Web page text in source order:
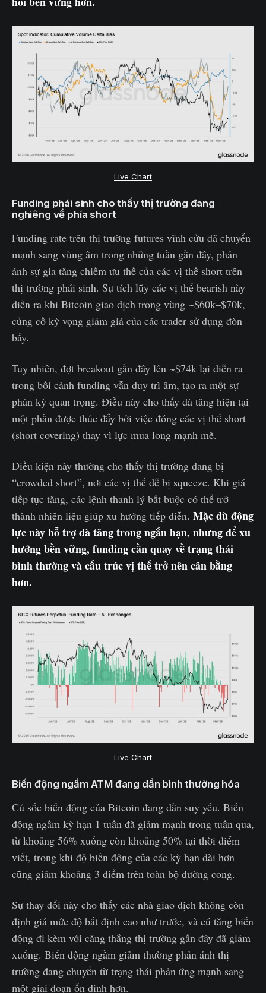
Live Chart
Funding phái sinh cho thấy thị trường đang
nghiêng về phía short
Funding rate trên thị trường futures vĩnh cửu đã chuyển
mạnh sang vùng âm trong những tuần gần đây, phản
ánh sự gia tăng chiếm ưu thế của các vị thế short trên
thị trường phái sinh. Sự tích lũy các vị thế bearish này
diễn ra khi Bitcoin giao dịch trong vùng ~$60k–$70k,
củng cố kỳ vọng giảm giá của các trader sử dụng đòn
bẩy.
Tuy nhiên, đợt breakout gần đây lên ~$74k lại diễn ra
trong bối cảnh funding vẫn duy trì âm, tạo ra một sự
phân kỳ quan trọng. Điều này cho thấy đà tăng hiện tại
một phần được thúc đẩy bởi việc đóng các vị thế short
(short covering) thay vì lực mua long mạnh mẽ.
Điều kiện này thường cho thấy thị trường đang bị
“crowded short”, nơi các vị thế dễ bị squeeze. Khi giá
tiếp tục tăng, các lệnh thanh lý bắt buộc có thể trở
thành nhiên liệu giúp xu hướng tiếp diễn. Mặc dù động
lực này hỗ trợ đà tăng trong ngắn hạn, nhưng để xu
hướng bền vững, funding cần quay về trạng thái
bình thường và cấu trúc vị thế trở nên cân bằng
hơn.
Live Chart
Biến động ngầm ATM đang dần bình thường hóa
Cú sốc biến động của Bitcoin đang dần suy yếu. Biến
động ngầm kỳ hạn 1 tuần đã giảm mạnh trong tuần qua,
từ khoảng 56% xuống còn khoảng 50% tại thời điểm
viết, trong khi độ biến động của các kỳ hạn dài hơn
cũng giảm khoảng 3 điểm trên toàn bộ đường cong.
Sự thay đổi này cho thấy các nhà giao dịch không còn
định giá mức độ bất định cao như trước, và cú tăng biến
động đi kèm với căng thẳng thị trường gần đây đã giảm
xuống. Biến động ngầm giảm thường phản ánh thị
trường đang chuyển từ trạng thái phản ứng mạnh sang
một giai đoạn ổn định hơn.